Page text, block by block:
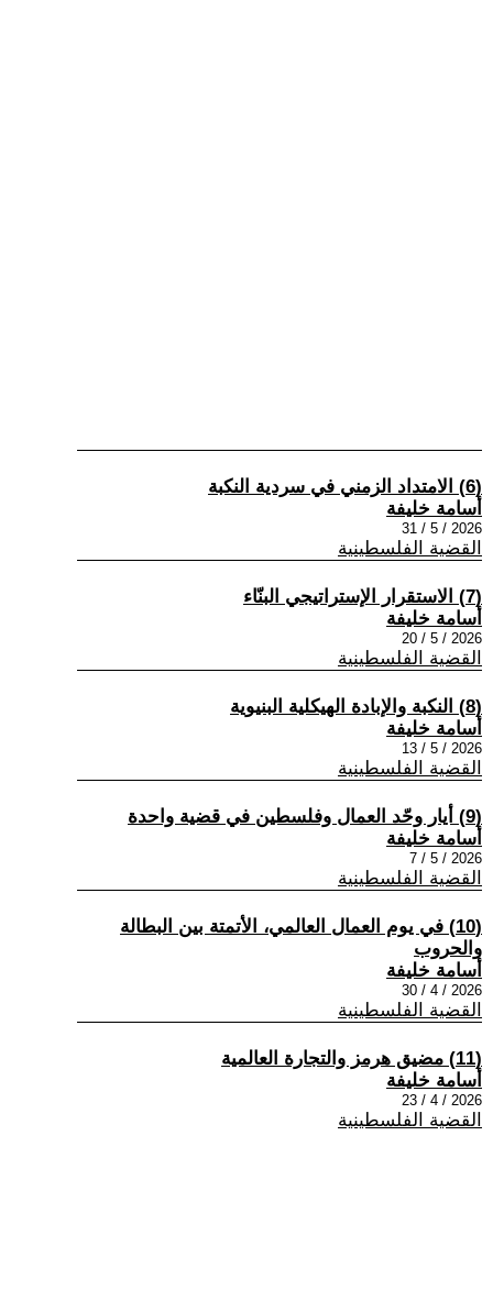
(6) الامتداد الزمني في سردية النكبة
أسامة خليفة
2026 / 5 / 31
القضية الفلسطينية
(7) الاستقرار الإستراتيجي البنّاء
أسامة خليفة
2026 / 5 / 20
القضية الفلسطينية
(8) النكبة والإبادة الهيكلية البنيوية
أسامة خليفة
2026 / 5 / 13
القضية الفلسطينية
(9) أيار وحّد العمال وفلسطين في قضية واحدة
أسامة خليفة
2026 / 5 / 7
القضية الفلسطينية
(10) في يوم العمال العالمي، الأتمتة بين البطالة
والحروب
أسامة خليفة
2026 / 4 / 30
القضية الفلسطينية
(11) مضيق هرمز والتجارة العالمية
أسامة خليفة
2026 / 4 / 23
القضية الفلسطينية